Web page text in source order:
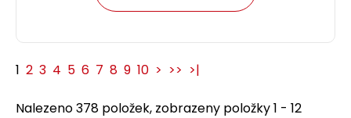
1 2 3 4 5 6 7 8 9 10 > >> >|
Nalezeno 378 položek, zobrazeny položky 1 - 12